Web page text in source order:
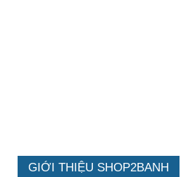
GIỚI THIỆU SHOP2BANH